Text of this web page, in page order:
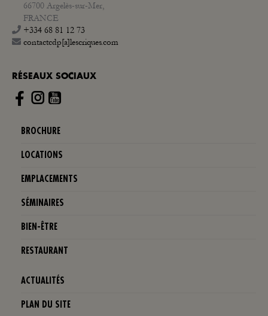
66700 Argelès-sur-Mer,
FRANCE
+334 68 81 12 73
contactcdp[a]lescriques.com
RÉSEAUX SOCIAUX
Instagram
BROCHURE
LOCATIONS
EMPLACEMENTS
SÉMINAIRES
BIEN-ÊTRE
RESTAURANT
ACTUALITÉS
PLAN DU SITE